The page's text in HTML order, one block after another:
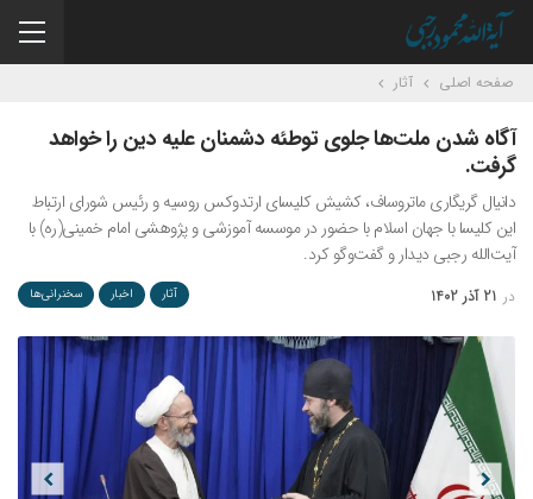
صفحه اصلی آثار
آگاه شدن ملت‌ها جلوی توطئه دشمنان علیه دین را خواهد
گرفت.
دانیال گریگاری ماتروساف، کشیش کلیسای ارتدوکس روسیه و رئیس شورای ارتباط
این کلیسا با جهان اسلام با حضور در موسسه آموزشی و پژوهشی امام خمینی(ره) با
آیت‌الله رجبی دیدار و گفت‌وگو کرد.
آثار اخبار سخنرانی‌ها در 21 آذر 1402